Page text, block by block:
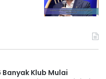
Klub Mulai